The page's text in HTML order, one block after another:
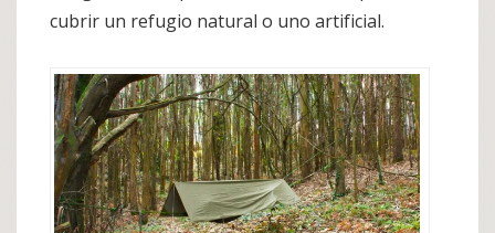
cubrir un refugio natural o uno artificial.